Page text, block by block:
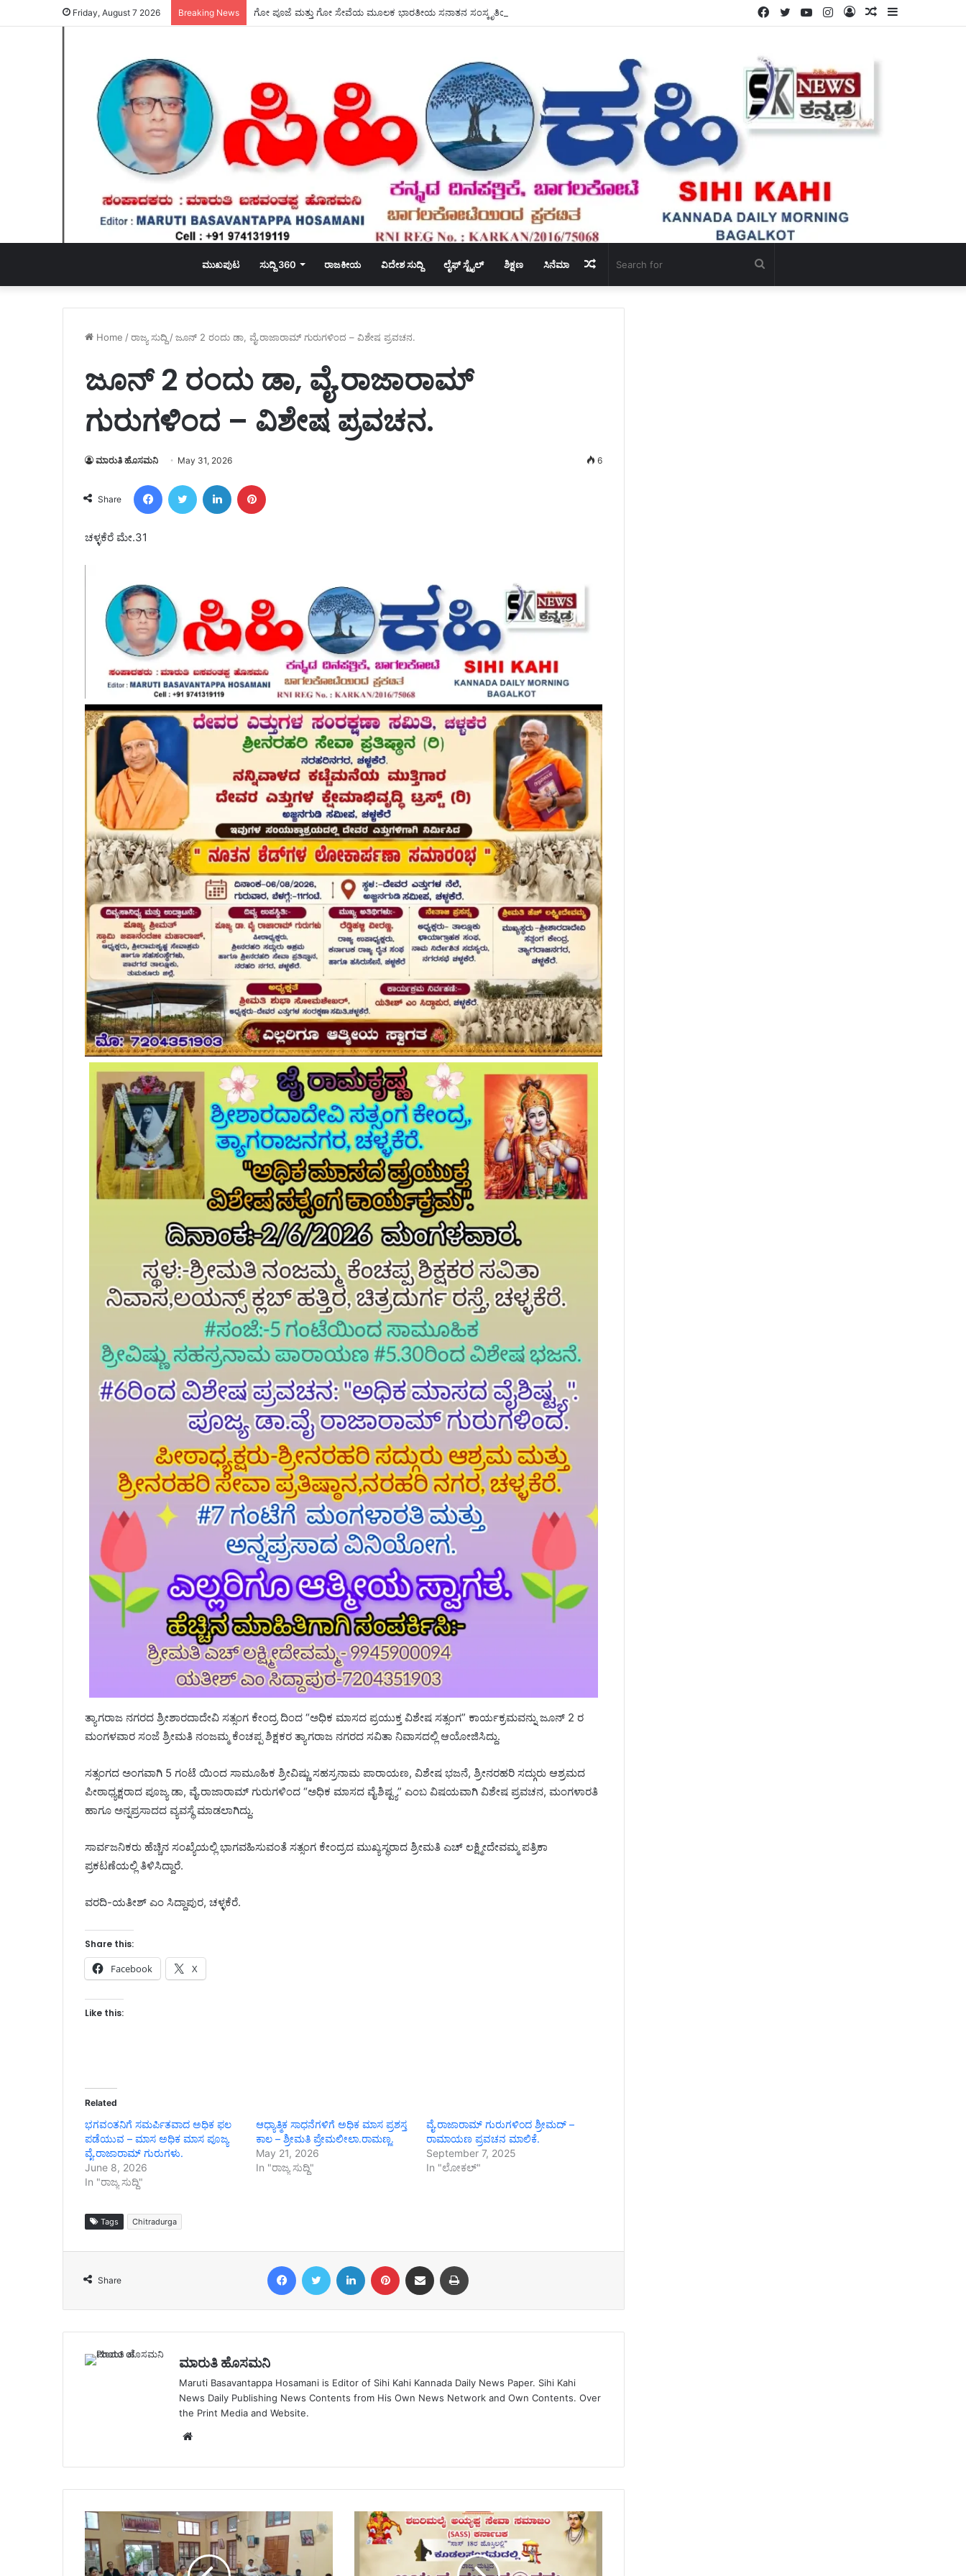
Friday, August 7 2026 Breaking News Sidebar
Random
Log
Instagram
YouTube
Twitter
Facebook
ಮುಖಪುಟ ಸುದ್ದಿ 360 ರಾಜಕೀಯ ವಿದೇಶ ಸುದ್ದಿ ಲೈಫ್ ಸ್ಟೈಲ್ ಶಿಕ್ಷಣ ಸಿನೆಮಾ Search
Random
Article
Home /ರಾಜ್ಯ ಸುದ್ದಿ /ಜೂನ್ 2 ರಂದು ಡಾ, ವೈ.ರಾಜಾರಾಮ್ ಗುರುಗಳಿಂದ – ವಿಶೇಷ ಪ್ರವಚನ.
ಜೂನ್ 2 ರಂದು ಡಾ, ವೈ.ರಾಜಾರಾಮ್
ಗುರುಗಳಿಂದ – ವಿಶೇಷ ಪ್ರವಚನ.
ಮಾರುತಿ ಹೊಸಮನಿ May 31, 2026 6
Share
FacebookTwitter LinkedIn
ಚಳ್ಳಕೆರೆ ಮೇ.31
ತ್ಯಾಗರಾಜ ನಗರದ ಶ್ರೀಶಾರದಾದೇವಿ ಸತ್ಸಂಗ ಕೇಂದ್ರ ದಿಂದ “ಅಧಿಕ ಮಾಸದ ಪ್ರಯುಕ್ತ ವಿಶೇಷ ಸತ್ಸಂಗ” ಕಾರ್ಯಕ್ರಮವನ್ನು ಜೂನ್ 2 ರ
ಮಂಗಳವಾರ ಸಂಜೆ ಶ್ರೀಮತಿ ನಂಜಮ್ಮ ಕೆಂಚಪ್ಪ ಶಿಕ್ಷಕರ ತ್ಯಾಗರಾಜ ನಗರದ ಸವಿತಾ ನಿವಾಸದಲ್ಲಿ ಆಯೋಜಿಸಿದ್ದು.
ಸತ್ಸಂಗದ ಅಂಗವಾಗಿ 5 ಗಂಟೆ ಯಿಂದ ಸಾಮೂಹಿಕ ಶ್ರೀವಿಷ್ಣು ಸಹಸ್ರನಾಮ ಪಾರಾಯಣ, ವಿಶೇಷ ಭಜನೆ, ಶ್ರೀನರಹರಿ ಸದ್ಗುರು ಆಶ್ರಮದ
ಪೀಠಾಧ್ಯಕ್ಷರಾದ ಪೂಜ್ಯ ಡಾ, ವೈ.ರಾಜಾರಾಮ್ ಗುರುಗಳಿಂದ “ಅಧಿಕ ಮಾಸದ ವೈಶಿಷ್ಟ್ಯ” ಎಂಬ ವಿಷಯವಾಗಿ ವಿಶೇಷ ಪ್ರವಚನ, ಮಂಗಳಾರತಿ
ಹಾಗೂ ಅನ್ನಪ್ರಸಾದದ ವ್ಯವಸ್ಥೆ ಮಾಡಲಾಗಿದ್ದು.
ಸಾರ್ವಜನಿಕರು ಹೆಚ್ಚಿನ ಸಂಖ್ಯೆಯಲ್ಲಿ ಭಾಗವಹಿಸುವಂತೆ ಸತ್ಸಂಗ ಕೇಂದ್ರದ ಮುಖ್ಯಸ್ಥರಾದ ಶ್ರೀಮತಿ ಎಚ್ ಲಕ್ಷ್ಮೀದೇವಮ್ಮ ಪತ್ರಿಕಾ
ಪ್ರಕಟಣೆಯಲ್ಲಿ ತಿಳಿಸಿದ್ದಾರೆ.
ವರದಿ-ಯತೀಶ್ ಎಂ ಸಿದ್ದಾಪುರ, ಚಳ್ಳಕೆರೆ.
Share this:
Facebook X
Like this:
Related
ಭಗವಂತನಿಗೆ ಸಮರ್ಪಿತವಾದ ಅಧಿಕ ಫಲ
ಪಡೆಯುವ – ಮಾಸ ಅಧಿಕ ಮಾಸ ಪೂಜ್ಯ
ವೈ.ರಾಜಾರಾಮ್ ಗುರುಗಳು.
June 8, 2026
In "ರಾಜ್ಯ ಸುದ್ದಿ"
ಆಧ್ಯಾತ್ಮಿಕ ಸಾಧನೆಗಳಿಗೆ ಅಧಿಕ ಮಾಸ ಪ್ರಶಸ್ತ
ಕಾಲ – ಶ್ರೀಮತಿ ಪ್ರೇಮಲೀಲಾ.ರಾಮಣ್ಣ.
May 21, 2026
In "ರಾಜ್ಯ ಸುದ್ದಿ"
ವೈ.ರಾಜಾರಾಮ್ ಗುರುಗಳಿಂದ ಶ್ರೀಮದ್ –
ರಾಮಾಯಣ ಪ್ರವಚನ ಮಾಲಿಕೆ.
September 7, 2025
In "ಲೋಕಲ್"
Tags Chitradurga
Share
FacebookTwitter LinkedIn Pinterest Share via Email
ಮಾರುತಿ ಹೊಸಮನಿ
Maruti Basavantappa Hosamani is Editor of Sihi Kahi Kannada Daily News Paper. Sihi Kahi
News Daily Publishing News Contents from His Own News Network and Own Contents. Over
the Print Media and Website.
Website